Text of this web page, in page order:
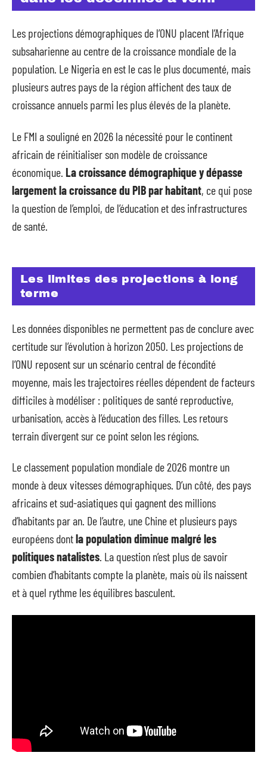
Les projections démographiques de l’ONU placent l’Afrique
subsaharienne au centre de la croissance mondiale de la
population. Le Nigeria en est le cas le plus documenté, mais
plusieurs autres pays de la région affichent des taux de
croissance annuels parmi les plus élevés de la planète.
Le FMI a souligné en 2026 la nécessité pour le continent
africain de réinitialiser son modèle de croissance
économique. La croissance démographique y dépasse
largement la croissance du PIB par habitant, ce qui pose
la question de l’emploi, de l’éducation et des infrastructures
de santé.
Les limites des projections à long
terme
Les données disponibles ne permettent pas de conclure avec
certitude sur l’évolution à horizon 2050. Les projections de
l’ONU reposent sur un scénario central de fécondité
moyenne, mais les trajectoires réelles dépendent de facteurs
difficiles à modéliser : politiques de santé reproductive,
urbanisation, accès à l’éducation des filles. Les retours
terrain divergent sur ce point selon les régions.
Le classement population mondiale de 2026 montre un
monde à deux vitesses démographiques. D’un côté, des pays
africains et sud-asiatiques qui gagnent des millions
d’habitants par an. De l’autre, une Chine et plusieurs pays
européens dontla population diminue malgré les
politiques natalistes. La question n’est plus de savoir
combien d’habitants compte la planète, mais où ils naissent
et à quel rythme les équilibres basculent.